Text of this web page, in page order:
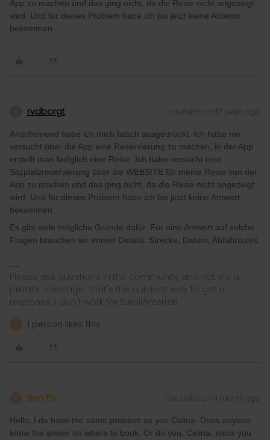
App zu machen und das ging nicht, da die Reise nicht angezeigt
wird. Und für dieses Problem habe ich bis jetzt keine Antwort
bekommen.
rvdborgt Forum|Forum|2 years ago
Anscheinend habe ich mich falsch ausgedrückt. Ich habe nie
versucht über die App eine Reservierung zu machen, in der App
erstellt man lediglich eine Reise. Ich habe versucht eine
Sitzplatzreservierung über die WEBSITE für meine Reise von der
App zu machen und das ging nicht, da die Reise nicht angezeigt
wird. Und für dieses Problem habe ich bis jetzt keine Antwort
bekommen.
Es gibt viele mögliche Gründe dafür. Für eine Antwort auf solche
Fragen brauchen wir immer Details: Strecke, Datum, Abfahrtszeit.
Please ask questions in the community and not via a
private message. That's the quickest way to get a
response. I don't work for Eurail/Interrail.
1 person likes this
Ben Ely Forum|Forum|1 month ago
Hello, I do have the same problem as you Celina. Does anyone
know the anwer on where to book. Or do you, Celina, know you